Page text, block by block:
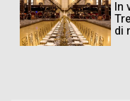
In
di